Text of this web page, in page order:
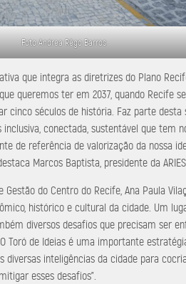
Foto Andrea Rêgo Barros
que integra as diretrizes do Plano
queremos ter em 2037, quando Recife
cinco séculos de história. Faz parte desta
conectada, sustentável que tem
de referência de valorização da nossa
Marcos Baptista, presidente da
do Centro do Recife, Ana Paula
histórico e cultural da cidade. Um
diversos desafios que precisam ser
Toró de Ideias é uma importante
diversas inteligências da cidade para
esses desafios”.